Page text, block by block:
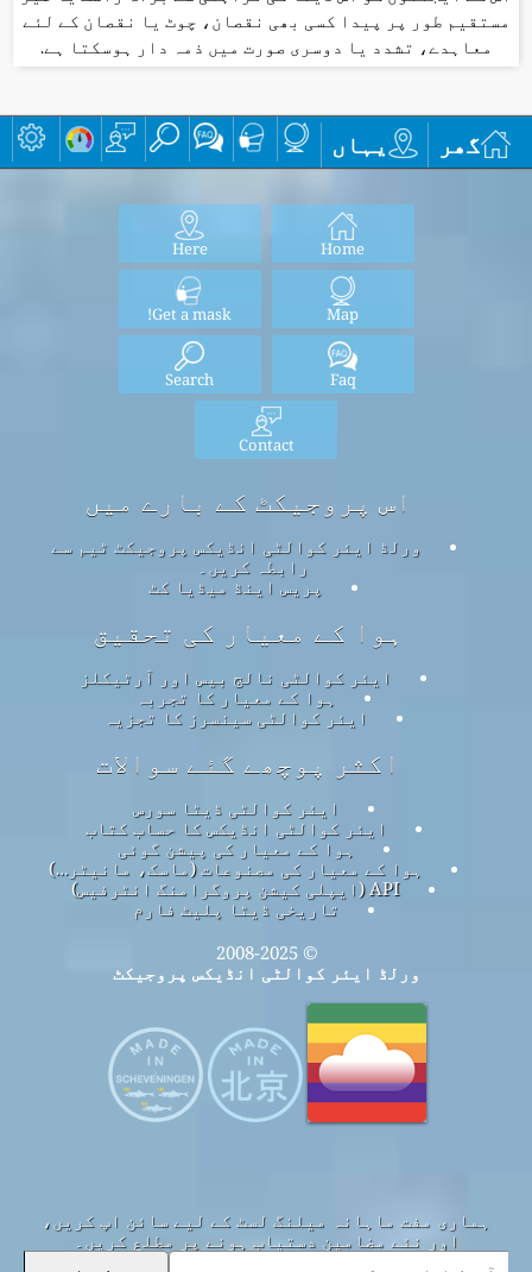
مستقیم طور پر پیدا کسی بھی نقصان، چوٹ یا نقصان کے لئے
معاہدے، تشدد یا دوسری صورت میں ذمہ دار ہوسکتا ہے.
گھر یہاں
Home
Here
Map
Get a mask!
Faq
Search
Contact
اس پروجیکٹ کے بارے میں
ورلڈ ایئر کوالٹی انڈیکس پروجیکٹ ٹیم سے
رابطہ کریں۔
پریس اینڈ میڈیا کٹ
ہوا کے معیار کی تحقیق
ایئر کوالٹی نالج بیس اور آرٹیکلز
ہوا کے معیار کا تجربہ
ایئر کوالٹی سینسرز کا تجزیہ
اکثر پوچھے گئے سوالات
ایئر کوالٹی ڈیٹا سورس
ایئر کوالٹی انڈیکس کا حساب کتاب
ہوا کے معیار کی پیشن گوئی
ہوا کے معیار کی مصنوعات (ماسک، مانیٹر…)
API (ایپلی کیشن پروگرامنگ انٹرفیس)
تاریخی ڈیٹا پلیٹ فارم
© 2008-2025
ورلڈ ایئر کوالٹی انڈیکس پروجیکٹ
ہماری مفت ماہانہ میلنگ لسٹ کے لیے سائن اپ کریں،
اور نئے مضامین دستیاب ہونے پر مطلع کریں۔